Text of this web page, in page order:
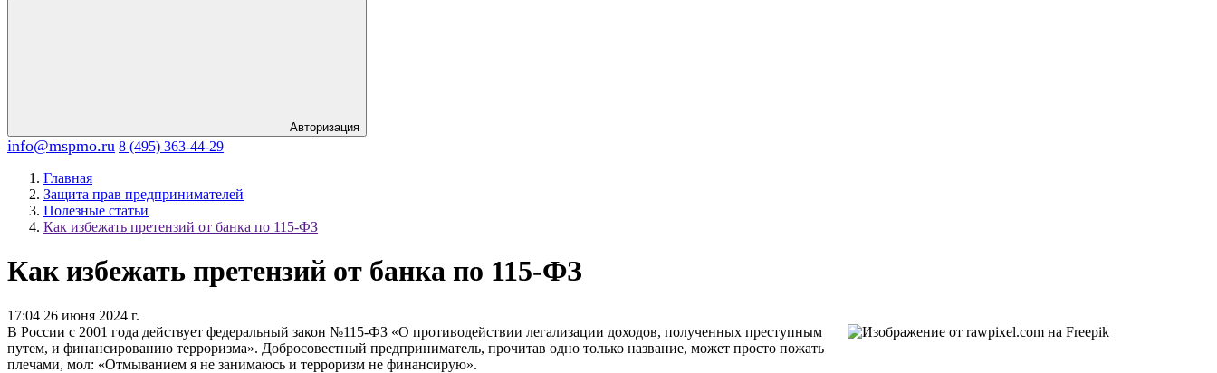
Авторизация
info@mspmo.ru 8 (495) 363-44-29
Главная
Защита прав предпринимателей
Полезные статьи
Как избежать претензий от банка по 115-ФЗ
Как избежать претензий от банка по 115-ФЗ
17:04 26 июня 2024 г.
В России с 2001 года действует федеральный закон №115-ФЗ «О противодействии легализации доходов, полученных преступным
путем, и финансированию терроризма». Добросовестный предприниматель, прочитав одно только название, может просто пожать
плечами, мол: «Отмыванием я не занимаюсь и терроризм не финансирую».